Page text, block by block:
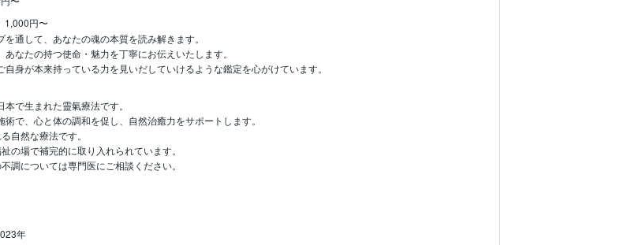
1,000円〜
通して、あなたの魂の本質を読み解きます。
なたの持つ使命・魅力を丁寧にお伝えいたします。
身が本来持っている力を見いだしていけるような鑑定を心がけています。
で生まれた靈氣療法です。
で、心と体の調和を促し、自然治癒力をサポートします。
自然な療法です。
の場で補完的に取り入れられています。
調については専門医にご相談ください。
年